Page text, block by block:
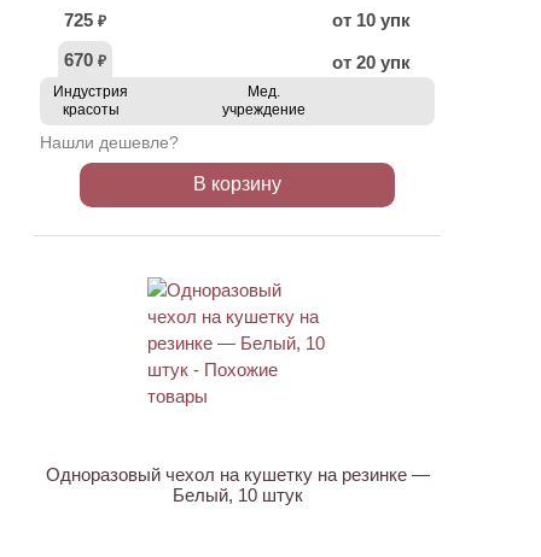
725 ₽
от 10 упк
670 ₽ от 20 упк
Индустрия
красоты
Мед.
учреждение
Нашли дешевле?
В корзину
Одноразовый чехол на кушетку на резинке —
Белый, 10 штук